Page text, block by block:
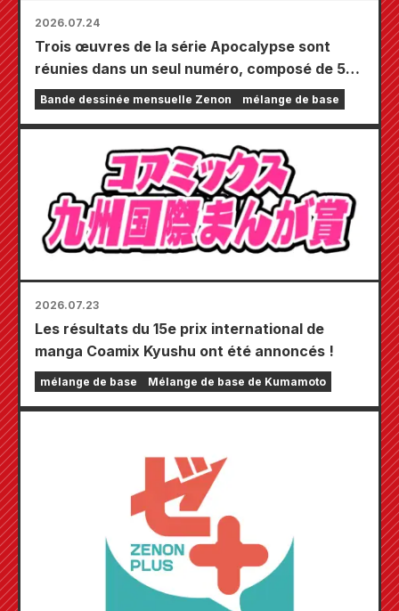
2026.07.24
Trois œuvres de la série Apocalypse sont
réunies dans un seul numéro, composé de 5
chapitres ! Le numéro de septembre 2026 de
« Monthly Comic Zenon » sera disponible le
24 juillet !
Bande dessinée mensuelle Zenon mélange de base
2026.07.23
Les résultats du 15e prix international de
manga Coamix Kyushu ont été annoncés !
mélange de base Mélange de base de Kumamoto